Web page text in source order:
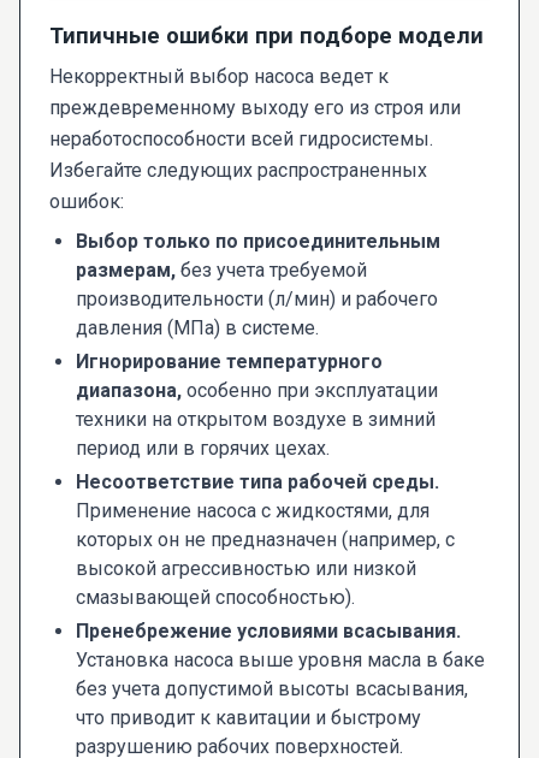
Типичные ошибки при подборе модели
Некорректный выбор насоса ведет к
преждевременному выходу его из строя или
неработоспособности всей гидросистемы.
Избегайте следующих распространенных
ошибок:
Выбор только по присоединительным
размерам, без учета требуемой
производительности (л/мин) и рабочего
давления (МПа) в системе.
Игнорирование температурного
диапазона, особенно при эксплуатации
техники на открытом воздухе в зимний
период или в горячих цехах.
Несоответствие типа рабочей среды.
Применение насоса с жидкостями, для
которых он не предназначен (например, с
высокой агрессивностью или низкой
смазывающей способностью).
Пренебрежение условиями всасывания.
Установка насоса выше уровня масла в баке
без учета допустимой высоты всасывания,
что приводит к кавитации и быстрому
разрушению рабочих поверхностей.